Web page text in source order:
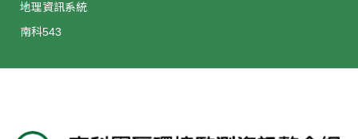
地理資訊系統
南科543